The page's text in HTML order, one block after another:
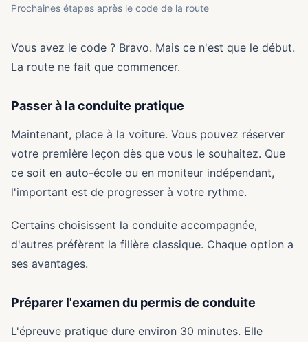
Prochaines étapes après le code de la route
Vous avez le code ? Bravo. Mais ce n'est que le début.
La route ne fait que commencer.
Passer à la conduite pratique
Maintenant, place à la voiture. Vous pouvez réserver
votre première leçon dès que vous le souhaitez. Que
ce soit en auto-école ou en moniteur indépendant,
l'important est de progresser à votre rythme.
Certains choisissent la conduite accompagnée,
d'autres préfèrent la filière classique. Chaque option a
ses avantages.
Préparer l'examen du permis de conduite
L'épreuve pratique dure environ 30 minutes. Elle